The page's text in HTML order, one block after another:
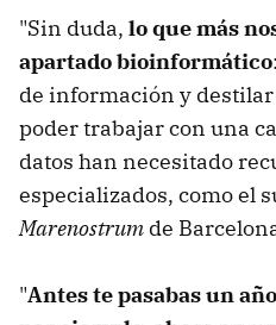
"Sin duda, lo que más
apartado bioinformático
de información y destilar
poder trabajar con una
datos han necesitado
especializados, como el
Marenostrum de
"Antes te pasabas un